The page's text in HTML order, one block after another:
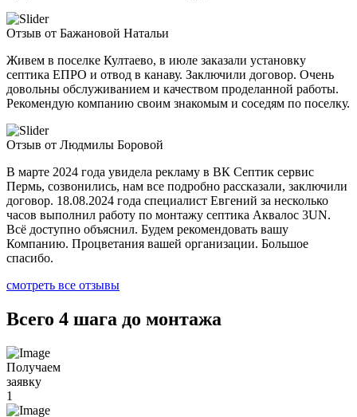
Отзыв от Бажановой Натальи
Живем в поселке Култаево, в июле заказали установку
септика ЕПРО и отвод в канаву. Заключили договор. Очень
довольны обслуживанием и качеством проделанной работы.
Рекомендую компанию своим знакомым и соседям по поселку.
Отзыв от Людмилы Боровой
В марте 2024 года увидела рекламу в ВК Септик сервис
Пермь, созвонились, нам все подробно рассказали, заключили
договор. 18.08.2024 года специалист Евгений за несколько
часов выполнил работу по монтажу септика Аквалос 3UN.
Всё доступно объяснил. Будем рекомендовать вашу
Компанию. Процветания вашей организации. Большое
спасибо.
смотреть все отзывы
Всего 4 шага до монтажа
Получаем
заявку
1